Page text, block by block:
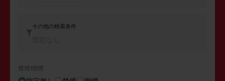
その他の検索条件
禁煙/喫煙